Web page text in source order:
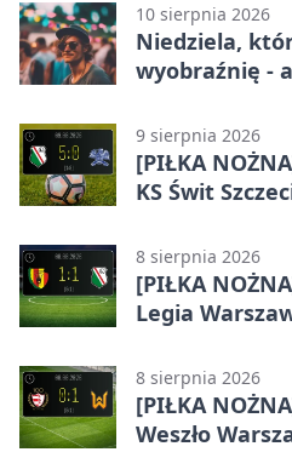
10 sierpnia 2026
Niedziela,
wyobraźnię -
9 sierpnia 2026
[PIŁKA
KS Świt
lidze
8 sierpnia 2026
[PIŁKA
Legia
zwycięstwo z
8 sierpnia 2026
[PIŁKA
Weszło